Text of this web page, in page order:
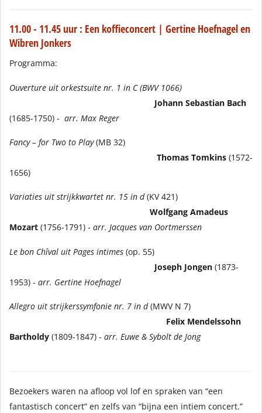
11.00 - 11.45 uur : Een koffieconcert | Gertine Hoefnagel en
Wibren Jonkers
Programma:
Ouverture uit orkestsuite nr. 1 in C (BWV 1066)
Johann Sebastian Bach
(1685-1750) - arr. Max Reger
Fancy – for Two to Play(MB 32)
Thomas Tomkins (1572-
1656)
Variaties uit strijkkwartet nr. 15 in d(KV 421)
Wolfgang Amadeus
Mozart (1756-1791) - arr. Jacques van Oortmerssen
Le bon Chîval uit Pages intimes (op. 55)
Joseph Jongen (1873-
1953) - arr. Gertine Hoefnagel
Allegro uit strijkerssymfonie nr. 7 in d(MWV N 7)
Felix Mendelssohn
Bartholdy (1809-1847) - arr. Euwe & Sybolt de Jong
Bezoekers waren na afloop vol lof en spraken van “een
fantastisch concert” en zelfs van “bijna een intiem concert.”